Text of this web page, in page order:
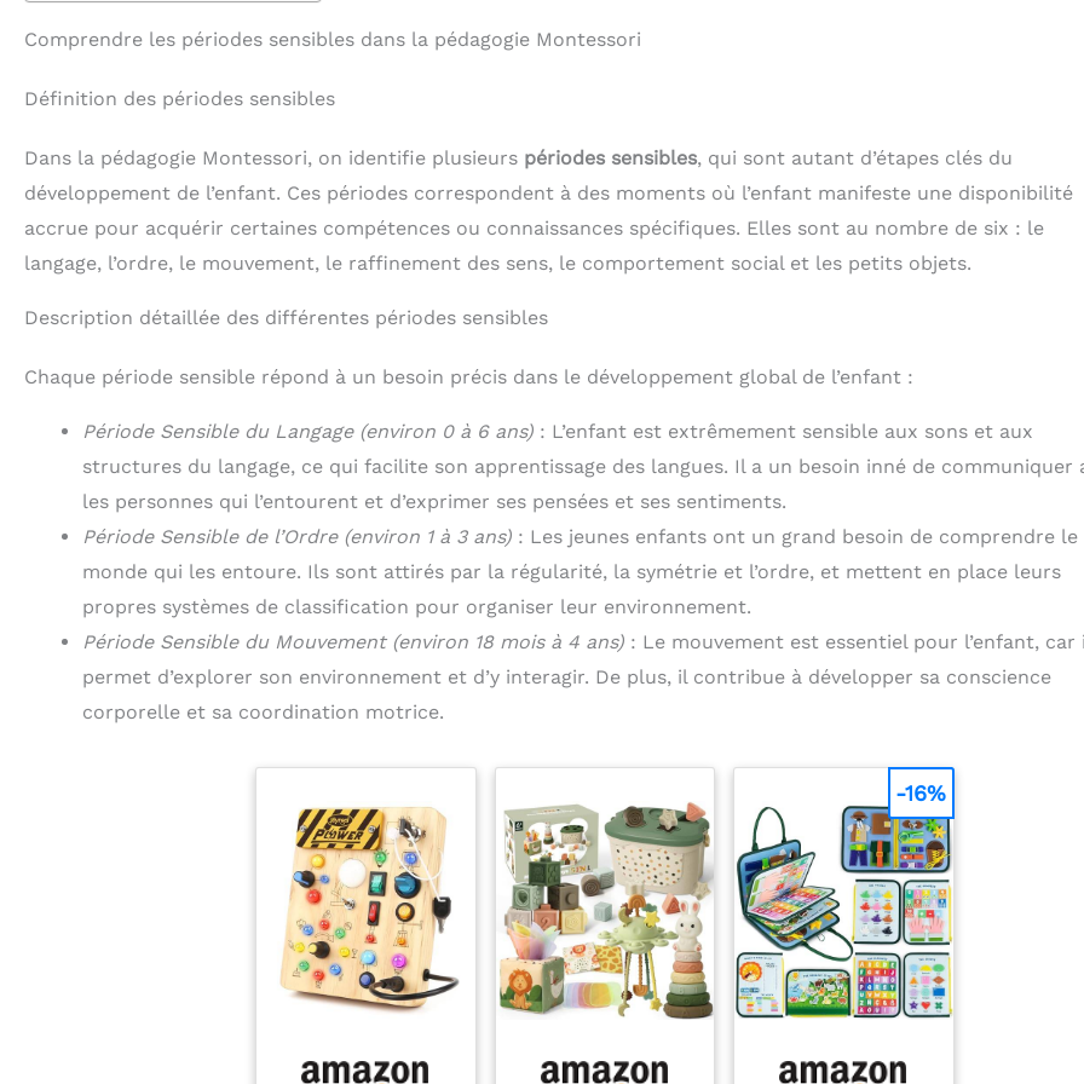
Comprendre les périodes sensibles dans la pédagogie Montessori
Définition des périodes sensibles
Dans la pédagogie Montessori, on identifie plusieurs périodes sensibles, qui sont autant d’étapes clés du
développement de l’enfant. Ces périodes correspondent à des moments où l’enfant manifeste une disponibilité
accrue pour acquérir certaines compétences ou connaissances spécifiques. Elles sont au nombre de six : le
langage, l’ordre, le mouvement, le raffinement des sens, le comportement social et les petits objets.
Description détaillée des différentes périodes sensibles
Chaque période sensible répond à un besoin précis dans le développement global de l’enfant :
Période Sensible du Langage (environ 0 à 6 ans) : L’enfant est extrêmement sensible aux sons et aux
structures du langage, ce qui facilite son apprentissage des langues. Il a un besoin inné de communiquer
les personnes qui l’entourent et d’exprimer ses pensées et ses sentiments.
Période Sensible de l’Ordre (environ 1 à 3 ans) : Les jeunes enfants ont un grand besoin de comprendre le
monde qui les entoure. Ils sont attirés par la régularité, la symétrie et l’ordre, et mettent en place leurs
propres systèmes de classification pour organiser leur environnement.
Période Sensible du Mouvement (environ 18 mois à 4 ans) : Le mouvement est essentiel pour l’enfant, car
permet d’explorer son environnement et d’y interagir. De plus, il contribue à développer sa conscience
corporelle et sa coordination motrice.
-16%